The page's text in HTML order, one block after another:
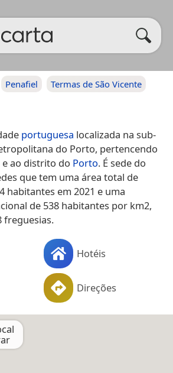
Penafiel Termas de São Vicente
portuguesa localizada na sub-
do Porto, pertencendo
e ao distrito do Porto. É sede do
que tem uma área total de
habitantes em 2021 e uma
de 538 habitantes por km2,
freguesias.
Hotéis
Direções